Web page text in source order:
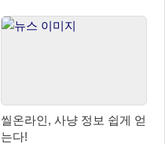
씰온라인, 사냥 정보 쉽게 얻
는다!